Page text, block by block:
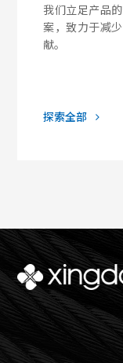
我们立足产品
案，致力于减
献。
探索全部